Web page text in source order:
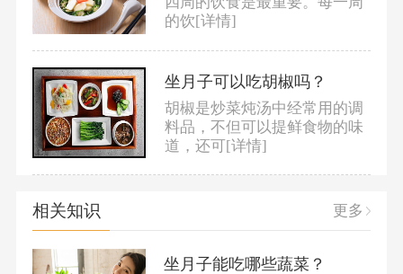
的饮[详情]
坐月子可以吃胡椒吗？
胡椒是炒菜炖汤中经常用的调
料品，不但可以提鲜食物的味
道，还可[详情]
相关知识 更多
坐月子能吃哪些蔬菜？